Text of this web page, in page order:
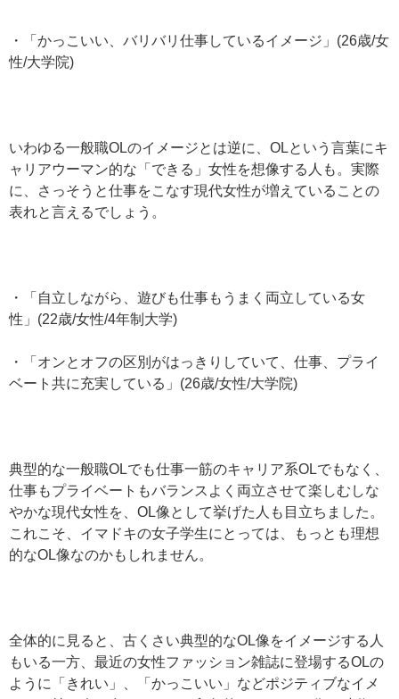
・「かっこいい、バリバリ仕事しているイメージ」(26歳/女
性/大学院)
いわゆる一般職OLのイメージとは逆に、OLという言葉にキ
ャリアウーマン的な「できる」女性を想像する人も。実際
に、さっそうと仕事をこなす現代女性が増えていることの
表れと言えるでしょう。
・「自立しながら、遊びも仕事もうまく両立している女
性」(22歳/女性/4年制大学)
・「オンとオフの区別がはっきりしていて、仕事、プライ
ベート共に充実している」(26歳/女性/大学院)
典型的な一般職OLでも仕事一筋のキャリア系OLでもなく、
仕事もプライベートもバランスよく両立させて楽しむしな
やかな現代女性を、OL像として挙げた人も目立ちました。
これこそ、イマドキの女子学生にとっては、もっとも理想
的なOL像なのかもしれません。
全体的に見ると、古くさい典型的なOL像をイメージする人
もいる一方、最近の女性ファッション雑誌に登場するOLの
ように「きれい」、「かっこいい」などポジティブなイメ